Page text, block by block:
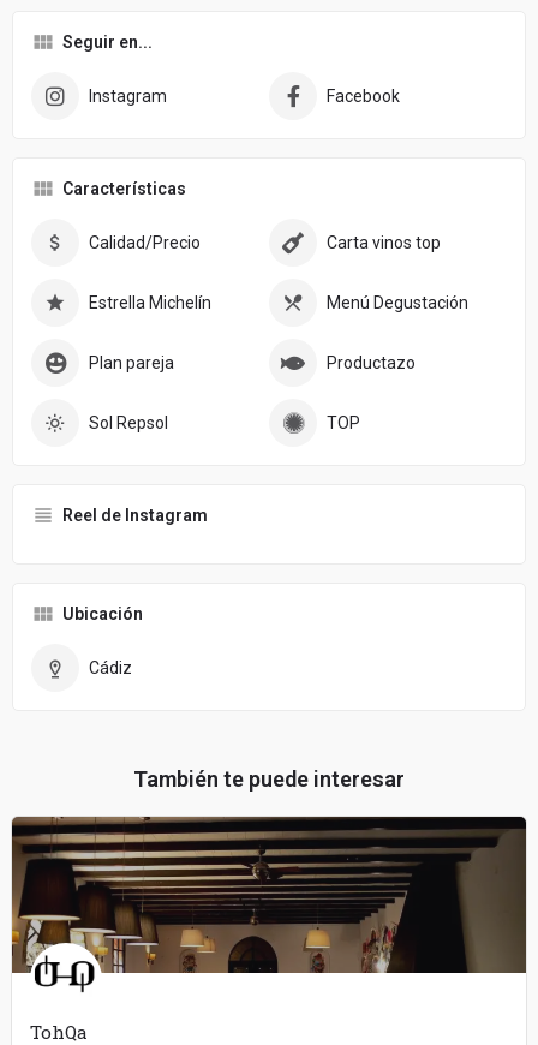
Seguir en...
Instagram Facebook
Características
Calidad/Precio Carta vinos top
Estrella Michelín Menú Degustación
Plan pareja Productazo
Sol Repsol TOP
Reel de Instagram
Ubicación
Cádiz
También te puede interesar
TohQa